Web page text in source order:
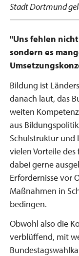
Stadt Dortmund
"Uns fehlen
sondern es
Bildung ist
danach laut, das
weiten
aus
Schulstruktur und
vielen Vorteile
dabei gerne
Erfordernisse vor
Maßnahmen in
bedingen.
Obwohl also die
verblüffend, mit